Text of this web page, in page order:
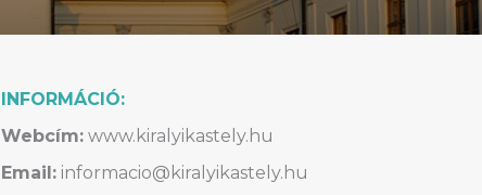
INFORMÁCIÓ:
Webcím: www.kiralyikastely.hu
Email: informacio@kiralyikastely.hu